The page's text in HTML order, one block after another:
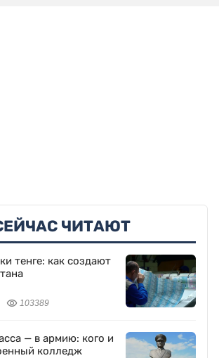
ЧИТАЮТ
тенге: как создают
103389
— в армию: кого и
колледж